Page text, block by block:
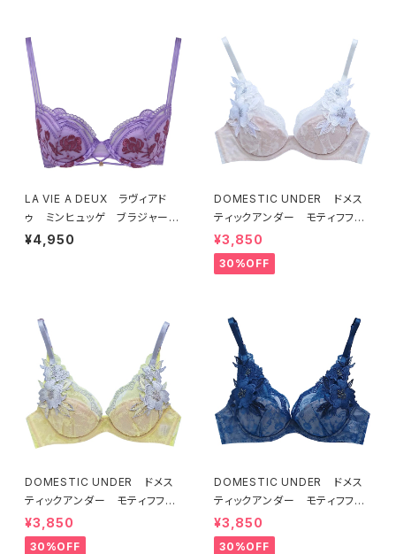
LA VIE A DEUX ラヴィアド
ゥ ミンヒュッゲ ブラジャー
（ライラック）BRA LILAC 2249
¥4,950
DOMESTIC UNDER ドメス
ティックアンダー モティフフル
ール ブラジャー（オフホワイ
ト）D2255
¥3,850
30%OFF
DOMESTIC UNDER ドメス
ティックアンダー モティフフル
ール ブラジャー（レモネード）
D2255 送料無料
¥3,850
30%OFF
DOMESTIC UNDER ドメス
ティックアンダー モティフフル
ール ブラジャー（ブルー）D22
55
¥3,850
30%OFF